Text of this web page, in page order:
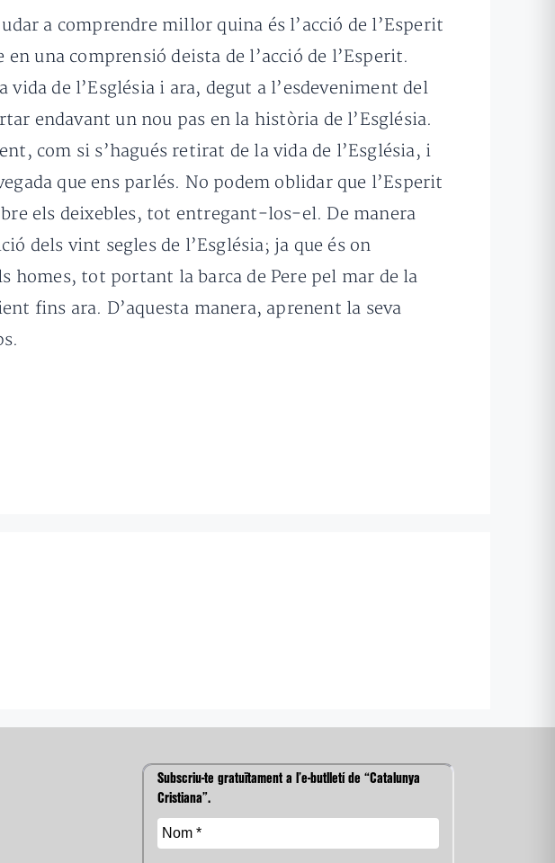
a comprendre millor quina és l’acció de l’Esperit
una comprensió deista de l’acció de l’Esperit.
de l’Església i ara, degut a l’esdeveniment del
endavant un nou pas en la història de l’Església.
com si s’hagués retirat de la vida de l’Església, i
que ens parlés. No podem oblidar que l’Esperit
els deixebles, tot entregant-los-el. De manera
dels vint segles de l’Església; ja que és on
tot portant la barca de Pere pel mar de la
fins ara. D’aquesta manera, aprenent la seva
Subscriu-te gratuïtament a l’e-butlletí de “Catalunya
Cristiana”.